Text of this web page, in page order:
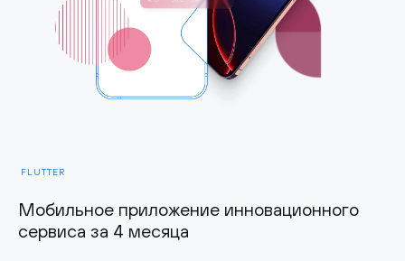
FLUTTER
Мобильное приложение инновационного
сервиса за 4 месяца